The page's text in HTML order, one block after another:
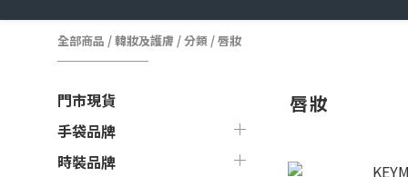
全部商品 /韓妝及護膚 /分類 /唇妝
門市現貨
手袋品牌
時裝品牌
唇妝